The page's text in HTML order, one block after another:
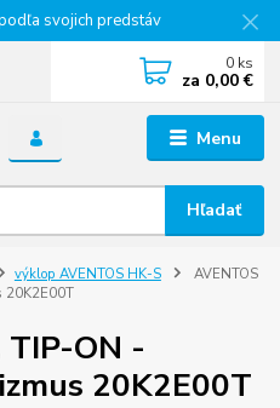
svojich predstáv
Menu
Hľadať
0 ks
za 0,00 €
výklop AVENTOS HK-S
AVENTOS
20K2E00T
TIP-ON -
20K2E00T